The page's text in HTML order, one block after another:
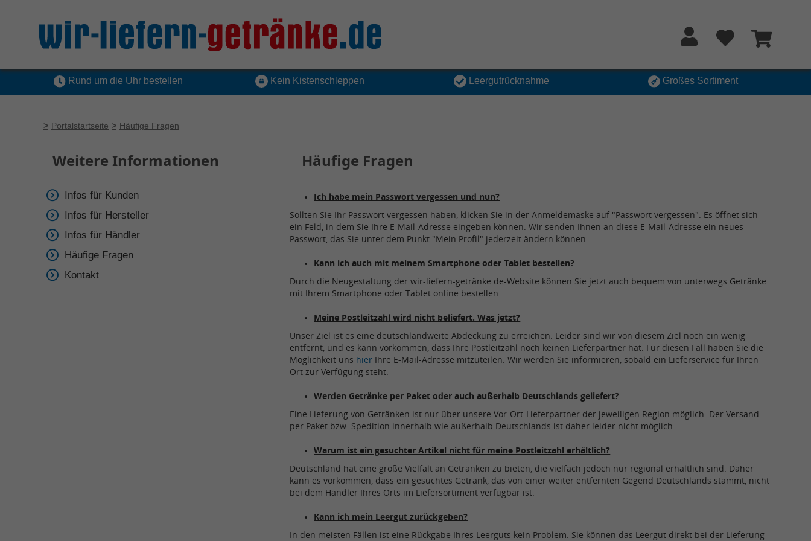
Rund um die Uhr bestellen Kein Kistenschleppen Leergutrücknahme Großes Sortiment
Portalstartseite Häufige Fragen
Weitere Informationen
Infos für Kunden
Infos für Hersteller
Infos für Händler
Häufige Fragen
Kontakt
Häufige Fragen
Ich habe mein Passwort vergessen und nun?
Sollten Sie Ihr Passwort vergessen haben, klicken Sie in der Anmeldemaske auf "Passwort vergessen". Es öffnet sich
ein Feld, in dem Sie Ihre E-Mail-Adresse eingeben können. Wir senden Ihnen an diese E-Mail-Adresse ein neues
Passwort, das Sie unter dem Punkt "Mein Profil" jederzeit ändern können.
Kann ich auch mit meinem Smartphone oder Tablet bestellen?
Durch die Neugestaltung der wir-liefern-getränke.de-Website können Sie jetzt auch bequem von unterwegs Getränke
mit Ihrem Smartphone oder Tablet online bestellen.
Meine Postleitzahl wird nicht beliefert. Was jetzt?
Unser Ziel ist es eine deutschlandweite Abdeckung zu erreichen. Leider sind wir von diesem Ziel noch ein wenig
entfernt, und es kann vorkommen, dass Ihre Postleitzahl noch keinen Lieferpartner hat. Für diesen Fall haben Sie die
Möglichkeit uns hier Ihre E-Mail-Adresse mitzuteilen. Wir werden Sie informieren, sobald ein Lieferservice für Ihren
Ort zur Verfügung steht.
Werden Getränke per Paket oder auch außerhalb Deutschlands geliefert?
Eine Lieferung von Getränken ist nur über unsere Vor-Ort-Lieferpartner der jeweiligen Region möglich. Der Versand
per Paket bzw. Spedition innerhalb wie außerhalb Deutschlands ist daher leider nicht möglich.
Warum ist ein gesuchter Artikel nicht für meine Postleitzahl erhältlich?
Deutschland hat eine große Vielfalt an Getränken zu bieten, die vielfach jedoch nur regional erhältlich sind. Daher
kann es vorkommen, dass ein gesuchtes Getränk, das von einer weiter entfernten Gegend Deutschlands stammt, nicht
bei dem Händler Ihres Orts im Liefersortiment verfügbar ist.
Kann ich mein Leergut zurückgeben?
In den meisten Fällen ist eine Rückgabe Ihres Leerguts kein Problem. Sie können das Leergut direkt bei der Lieferung